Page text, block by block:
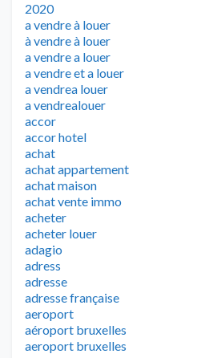
2020
a vendre à louer
à vendre à louer
a vendre a louer
a vendre et a louer
a vendrea louer
a vendrealouer
accor
accor hotel
achat
achat appartement
achat maison
achat vente immo
acheter
acheter louer
adagio
adress
adresse
adresse française
aeroport
aéroport bruxelles
aeroport bruxelles